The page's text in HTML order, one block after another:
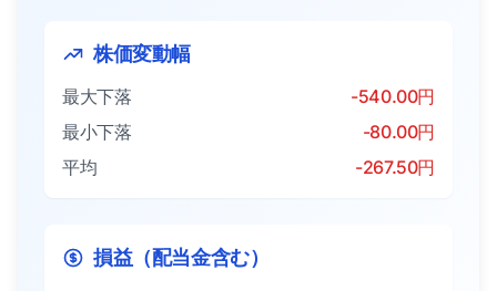
株価変動幅
最大下落
-540.00円
最小下落
-80.00円
平均
-267.50円
損益（配当金含む）